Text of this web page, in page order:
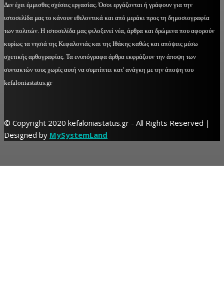
Δεν έχει έμμισθες σχέσεις εργασίας. Όσοι εργάζονται ή γράφουν για την
ιστοσελίδα μας το κάνουν εθελοντικά και από μεράκι προς τη δημοσιογραφία
των πολιτών. Η ιστοσελίδα μας φιλοξενεί νέα, άρθρα και δρώμενα που αφορούν
κυρίως τα νησιά της Κεφαλονιάς και της Ιθάκης καθώς και απόψεις μέσω
σχετικής αρθογραφίας. Τα ενυπόγραφα άρθρα εκφράζουν την άποψη των
συντακτών τους χωρίς αυτή να συμπίπτει κατ' ανάγκη με την άποψη του
kefaloniastatus.gr
© Copyright 2020 kefaloniastatus.gr - All Rights Reserved |
Designed by MySystemLand